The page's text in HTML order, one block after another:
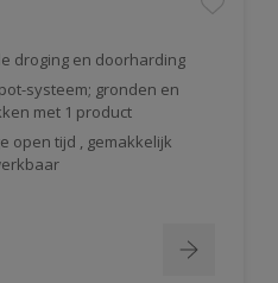
droging en doorharding
systeem; gronden en
met 1 product
open tijd , gemakkelijk